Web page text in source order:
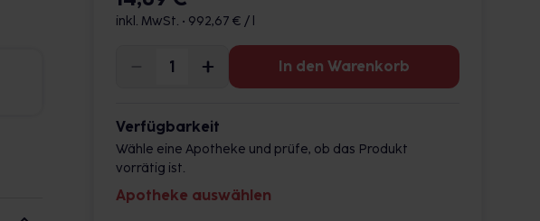
inkl. MwSt. • 992,67 € / l
In den Warenkorb
Verfügbarkeit
Wähle eine Apotheke und prüfe, ob das Produkt
vorrätig ist.
Apotheke auswählen